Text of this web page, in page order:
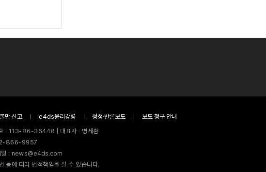
만 신고 e4ds윤리강령 정정·반론보도
보도 청구 안내
호 : 113-86-36448 | 대표자 : 명세환
02-866-9957
일 : news@e4ds.com
등에 따라 법적책임을 질 수 있습니다.